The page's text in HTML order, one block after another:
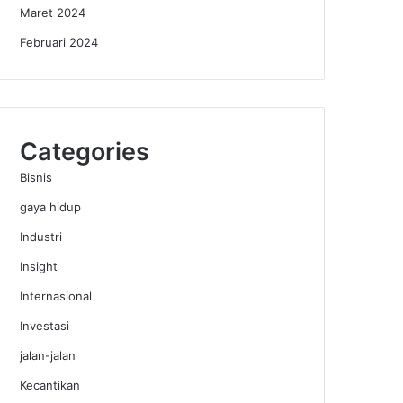
Maret 2024
Februari 2024
Categories
Bisnis
gaya hidup
Industri
Insight
Internasional
Investasi
jalan-jalan
Kecantikan